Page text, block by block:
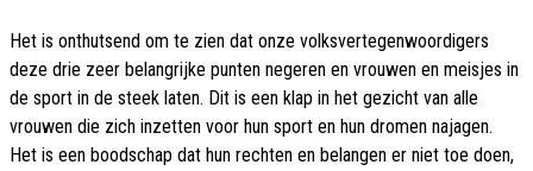
Het is onthutsend om te zien dat onze volksvertegenwoordigers
deze drie zeer belangrijke punten negeren en vrouwen en meisjes in
de sport in de steek laten. Dit is een klap in het gezicht van alle
vrouwen die zich inzetten voor hun sport en hun dromen najagen.
Het is een boodschap dat hun rechten en belangen er niet toe doen,